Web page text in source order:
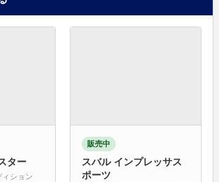
ター
ィション
販売中
スバル インプレッサス
ポーツ